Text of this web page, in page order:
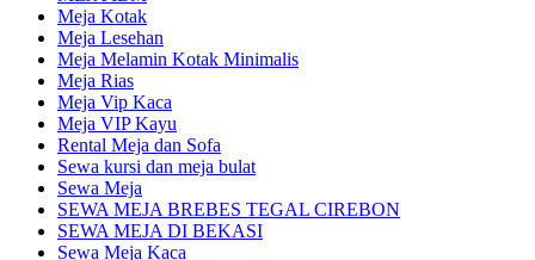
Meja Kotak
Meja Lesehan
Meja Melamin Kotak Minimalis
Meja Rias
Meja Vip Kaca
Meja VIP Kayu
Rental Meja dan Sofa
Sewa kursi dan meja bulat
Sewa Meja
SEWA MEJA BREBES TEGAL CIREBON
SEWA MEJA DI BEKASI
Sewa Meja Kaca